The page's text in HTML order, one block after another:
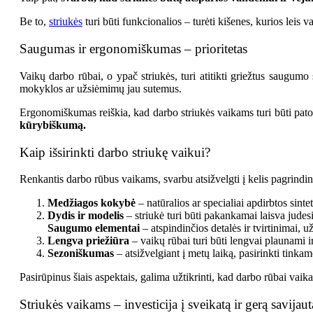
Be to, striukės turi būti funkcionalios – turėti kišenes, kurios leis
Saugumas ir ergonomiškumas – prioritetas
Vaikų darbo rūbai, o ypač striukės, turi atitikti griežtus
mokyklos ar užsiėmimų jau sutemus.
Ergonomiškumas reiškia, kad darbo striukės vaikams turi būti
kūrybiškumą.
Kaip išsirinkti darbo striukę vaikui?
Renkantis darbo rūbus vaikams, svarbu atsižvelgti į kelis
Medžiagos kokybė – natūralios ar specialiai apdirbtos
Dydis ir modelis – striukė turi būti pakankamai laisva
Saugumo elementai – atspindinčios detalės ir tvirtinimai,
Lengva priežiūra – vaikų rūbai turi būti lengvai plaunami
Sezoniškumas – atsižvelgiant į metų laiką, pasirinkti
Pasirūpinus šiais aspektais, galima užtikrinti, kad darbo rūbai
Striukės vaikams – investicija į sveikatą ir gerą